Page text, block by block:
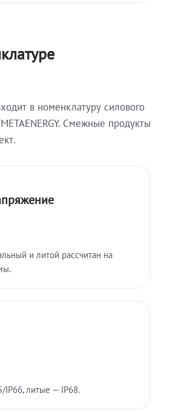
в номенклатуру силового
Смежные продукты
и литой рассчитан на
IP66, литые — IP68.